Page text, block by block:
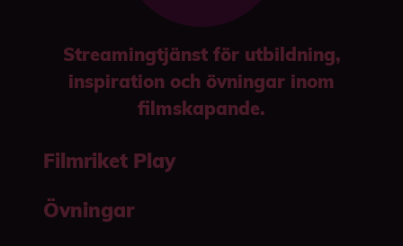
Streamingtjänst för utbildning,
inspiration och övningar inom
filmskapande.
Filmriket Play
Övningar